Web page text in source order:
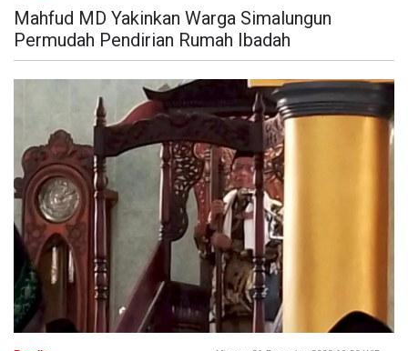
Mahfud MD Yakinkan Warga Simalungun
Permudah Pendirian Rumah Ibadah